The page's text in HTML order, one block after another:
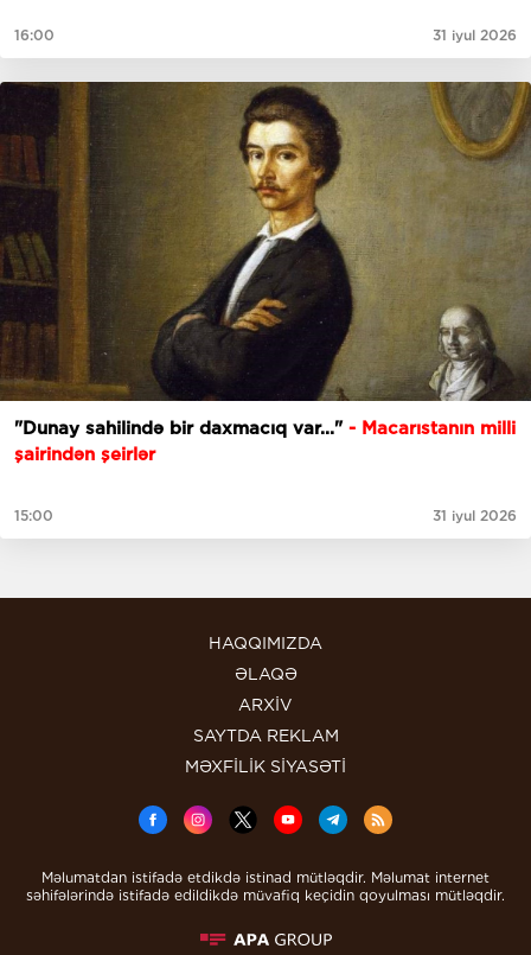
16:00 31 iyul 2026
"Dunay sahilində bir daxmacıq var..." - Macarıstanın milli
şairindən şeirlər
15:00 31 iyul 2026
HAQQIMIZDA
ƏLAQƏ
ARXİV
SAYTDA REKLAM
MƏXFİLİK SİYASƏTİ
Məlumatdan istifadə etdikdə istinad mütləqdir. Məlumat internet
səhifələrində istifadə edildikdə müvafiq keçidin qoyulması mütləqdir.